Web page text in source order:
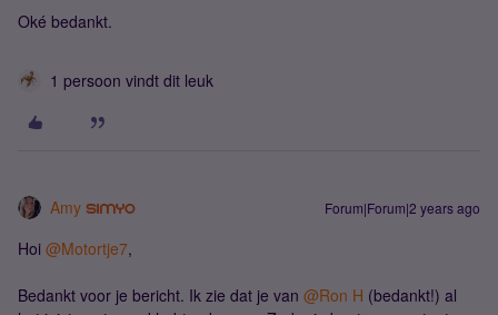
Oké bedankt.
1 persoon vindt dit leuk
Amy Forum|Forum|2 years ago
Hoi @Motortje7,
Bedankt voor je bericht. Ik zie dat je van @Ron H (bedankt!) al